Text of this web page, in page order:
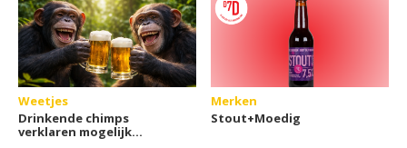
Weetjes
Drinkende chimps
verklaren mogelijk
Merken
Stout+Moedig